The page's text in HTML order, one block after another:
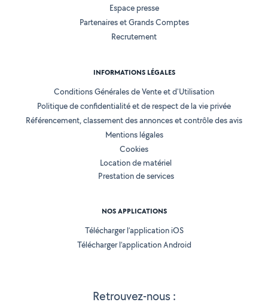
Retrouvez-nous :
Espace presse
Partenaires et Grands Comptes
Recrutement
INFORMATIONS LÉGALES
Conditions Générales de Vente et d'Utilisation
Politique de confidentialité et de respect de la vie privée
Référencement, classement des annonces et contrôle des avis
Mentions légales
Cookies
Location de matériel
Prestation de services
NOS APPLICATIONS
Télécharger l’application iOS
Télécharger l’application Android